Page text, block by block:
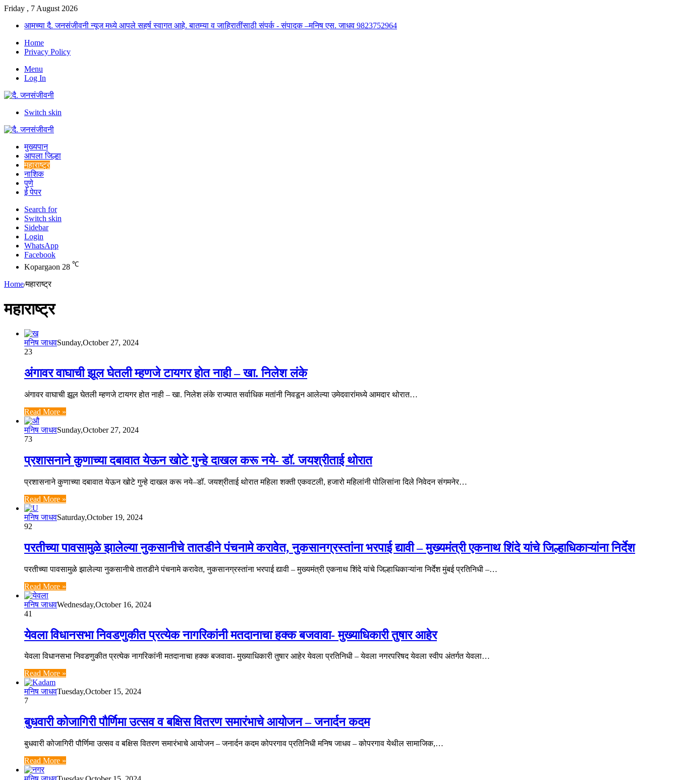
Friday , 7 August 2026
आमच्या दै. जनसंजीवनी न्यूज मध्ये आपले सहर्ष स्वागत आहे. बातम्या व जाहिरातींसाठी संपर्क - संपादक –मनिष एस. जाधव 9823752964
Home
Privacy Policy
Menu
Log In
Switch skin
मुख्यपान
आपला जिल्हा
महाराष्ट्र
नाशिक
पुणे
ई पेपर
Search for
Switch skin
Sidebar
Login
WhatsApp
Facebook
Kopargaon 28 ℃
Home/महाराष्ट्र
महाराष्ट्र
मनिष जाधवSunday,October 27, 2024
23
अंगावर वाघाची झूल घेतली म्हणजे टायगर होत नाही – खा. निलेश लंके
अंगावर वाघाची झूल घेतली म्हणजे टायगर होत नाही – खा. निलेश लंके राज्यात सर्वाधिक मतांनी निवडून आलेल्या उमेदवारांमध्ये आमदार थोरात…
Read More »
मनिष जाधवSunday,October 27, 2024
73
प्रशासनाने कुणाच्या दबावात येऊन खोटे गुन्हे दाखल करू नये- डॉ. जयश्रीताई थोरात
प्रशासनाने कुणाच्या दबावात येऊन खोटे गुन्हे दाखल करू नये–डॉ. जयश्रीताई थोरात महिला शक्ती एकवटली, हजारो महिलांनी पोलिसांना दिले निवेदन संगमनेर…
Read More »
मनिष जाधवSaturday,October 19, 2024
92
परतीच्या पावसामुळे झालेल्या नुकसानीचे तातडीने पंचनामे करावेत, नुकसानग्रस्तांना भरपाई द्यावी – मुख्यमंत्री एकनाथ शिंदे यांचे जिल्हाधिकाऱ्यांना निर्देश
परतीच्या पावसामुळे झालेल्या नुकसानीचे तातडीने पंचनामे करावेत, नुकसानग्रस्तांना भरपाई द्यावी – मुख्यमंत्री एकनाथ शिंदे यांचे जिल्हाधिकाऱ्यांना निर्देश मुंबई प्रतिनिधी –…
Read More »
मनिष जाधवWednesday,October 16, 2024
41
येवला विधानसभा निवडणुकीत प्रत्येक नागरिकांनी मतदानाचा हक्क बजवावा- मुख्याधिकारी तुषार आहेर
येवला विधानसभा निवडणुकीत प्रत्येक नागरिकांनी मतदानाचा हक्क बजवावा- मुख्याधिकारी तुषार आहेर येवला प्रतिनिधी – येवला नगरपरिषद येवला स्वीप अंतर्गत येवला…
Read More »
मनिष जाधवTuesday,October 15, 2024
7
बुधवारी कोजागिरी पौर्णिमा उत्सव व बक्षिस वितरण समारंभाचे आयोजन – जनार्दन कदम
बुधवारी कोजागिरी पौर्णिमा उत्सव व बक्षिस वितरण समारंभाचे आयोजन – जनार्दन कदम कोपरगाव प्रतिनिधी मनिष जाधव – कोपरगाव येथील सामाजिक,…
Read More »